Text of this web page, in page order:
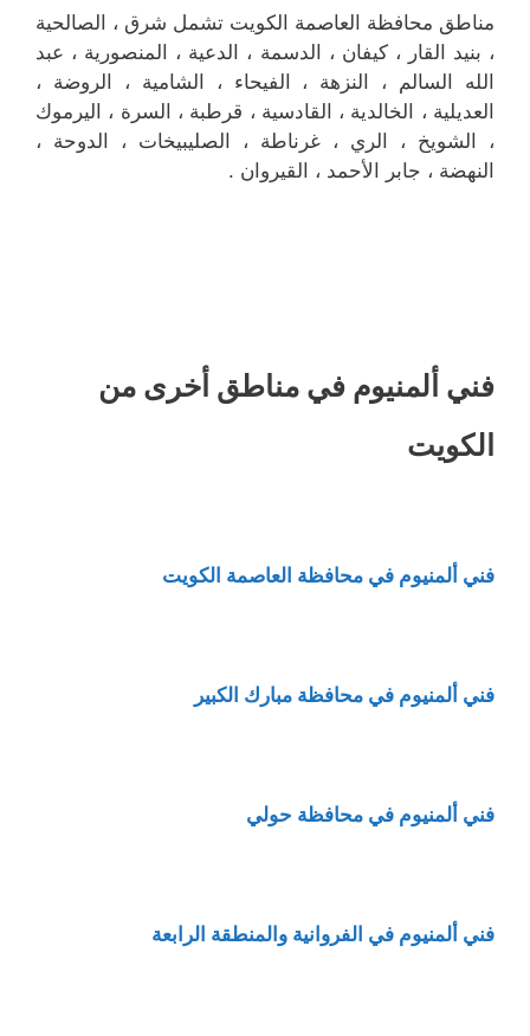
مناطق محافظة العاصمة الكويت تشمل شرق ، الصالحية
، بنيد القار ، كيفان ، الدسمة ، الدعية ، المنصورية ، عبد
الله السالم ، النزهة ، الفيحاء ، الشامية ، الروضة ،
العديلية ، الخالدية ، القادسية ، قرطبة ، السرة ، اليرموك
، الشويخ ، الري ، غرناطة ، الصليبيخات ، الدوحة ،
النهضة ، جابر الأحمد ، القيروان .
فني ألمنيوم في مناطق أخرى من
الكويت
فني ألمنيوم في محافظة العاصمة الكويت
فني ألمنيوم في محافظة مبارك الكبير
فني ألمنيوم في محافظة حولي
فني ألمنيوم في الفروانية والمنطقة الرابعة